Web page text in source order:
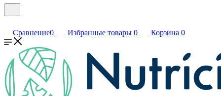
Сравнение0 Избранные товары 0 Корзина 0